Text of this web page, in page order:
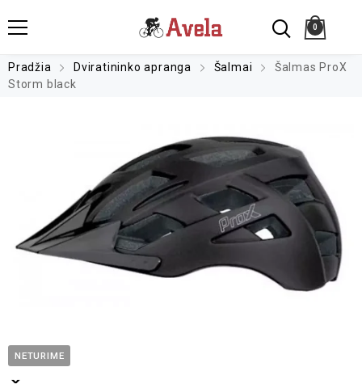
0
Pradžia Dviratininko apranga Šalmai
Šalmas ProX
Storm black
NETURIME